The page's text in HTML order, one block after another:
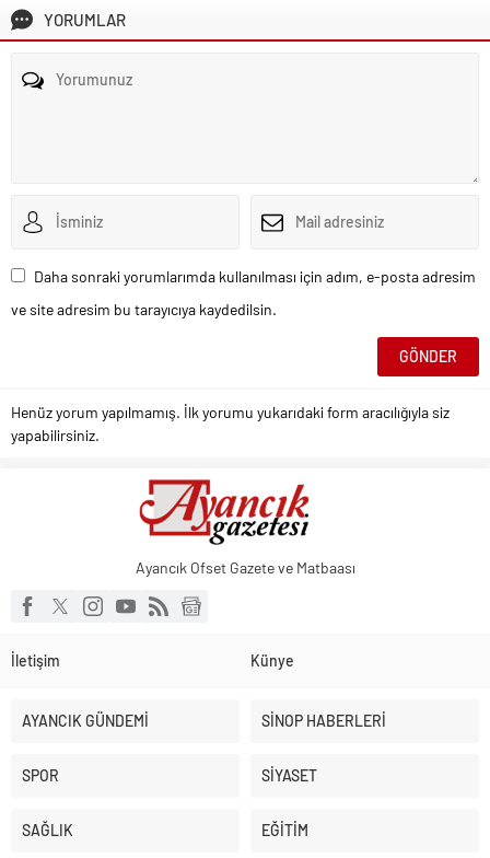
YORUMLAR
Daha sonraki yorumlarımda kullanılması için adım, e-posta adresim
ve site adresim bu tarayıcıya kaydedilsin.
Henüz yorum yapılmamış. İlk yorumu yukarıdaki form aracılığıyla siz
yapabilirsiniz.
Ayancık Ofset Gazete ve Matbaası
İletişim Künye
AYANCIK GÜNDEMİ SİNOP HABERLERİ
SPOR SİYASET
SAĞLIK EĞİTİM